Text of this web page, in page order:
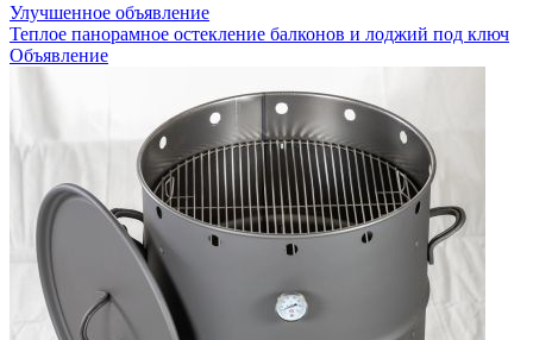
Улучшенное объявление
Теплое панорамное остекление балконов и лоджий под ключ
Объявление